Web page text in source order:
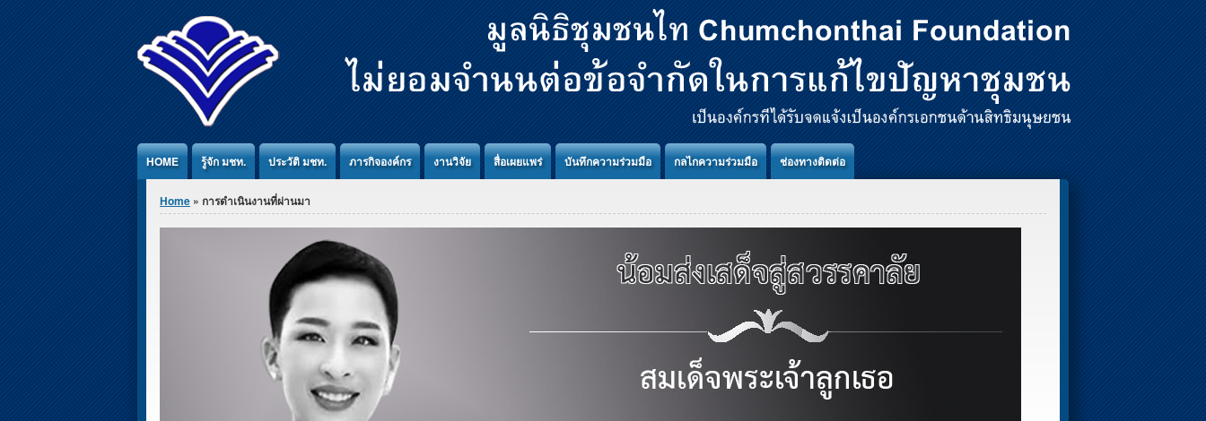
HOME รู้จัก มชท. ประวัติ มชท. ภารกิจองค์กร งานวิจัย สื่อเผยแพร่ บันทึกความร่วมมือ กลไกความร่วมมือ ช่องทางติดต่อ
You are here
Home » การดำเนินงานที่ผ่านมา